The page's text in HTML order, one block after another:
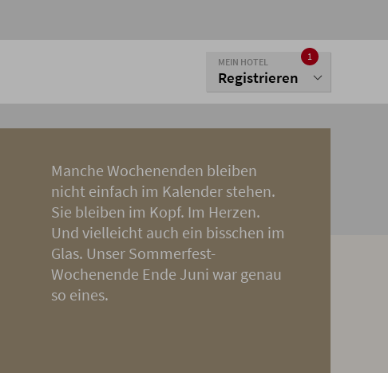
MEIN HOTEL
Registrieren
1
Manche Wochenenden bleiben
nicht einfach im Kalender stehen.
Sie bleiben im Kopf. Im Herzen.
Und vielleicht auch ein bisschen im
Glas. Unser Sommerfest-
Wochenende Ende Juni war genau
so eines.